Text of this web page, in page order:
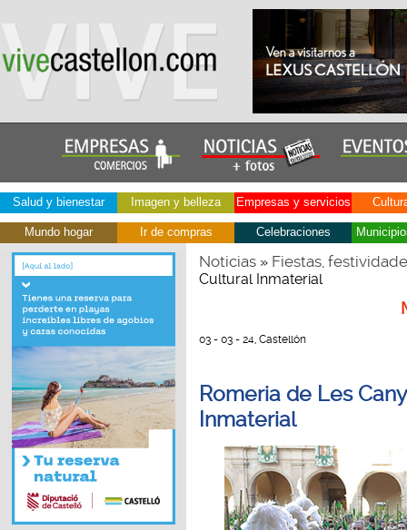
Salud y bienestar Imagen y belleza Empresas y servicios
Mundo hogar Ir de compras Celebraciones
Noticias» Fiestas,
Cultural Inmaterial
03 - 03 - 24, Castellón
Romeria de Les
Inmaterial